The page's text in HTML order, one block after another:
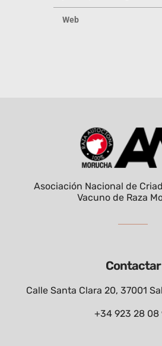
Web
Contactar
Calle Santa Clara 20, 37001
+34 923 28 08
Asociación Nacional de
Vacuno de Raza